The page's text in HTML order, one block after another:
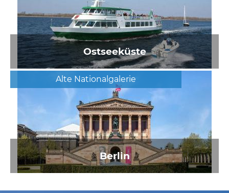
Ostseeküste
Alte Nationalgalerie
Berlin